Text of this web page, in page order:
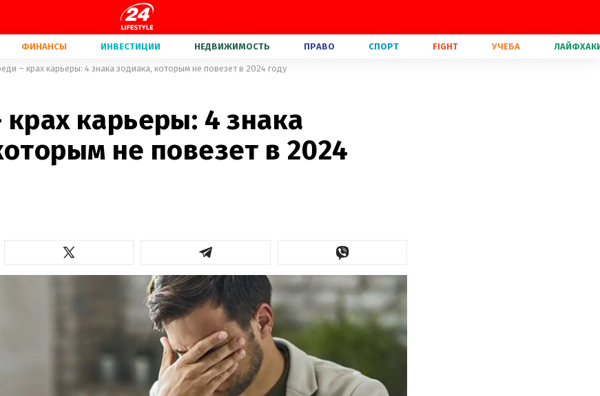
ФИНАНСЫ ИНВЕСТИЦИИ НЕДВИЖИМОСТЬ ПРАВО СПОРТ FIGHT УЧЕБА
– крах карьеры: 4 знака зодиака, которым не повезет в 2024 году
карьеры: 4 знака
не повезет в 2024